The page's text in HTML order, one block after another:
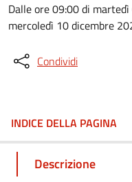
Dalle ore 09:00 di
mercoledì 10 dicembre
Condividi
INDICE DELLA PAGINA
Descrizione